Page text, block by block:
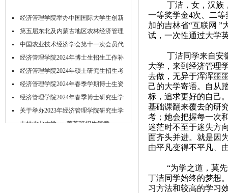
经济管理学院举办中国国际大学生创新
大...
第五届东北及内蒙古地区农林经济管理
学...
中国农业技术经济学会第十一次会员代
表...
经济管理学院2024年博士生招生工作补
充...
经济管理学院2024年硕士研究生招生考
试...
经济管理学院2024年春季学期博士生资
格...
经济管理学院2024年春季博士研究生学
位...
关于举办2023年经济管理学院研究生学
术...
吉林农业大学acca菁英班招生简章
丁洁，女，汉族
一等奖学金4次、二
加的吉林省“互联网 ”
试，一次性通过大学
丁洁同学来自安
大学，来到经济管理
去做，无异于浑浑噩
己的大学寄语。自从
标，追求更好的自己
基础课翻来覆去的研
考；她会把握每一次
迷茫时不至于迷失方
面齐头并进。就是因
由平凡变得不平凡、
“为学之道，莫
丁洁同学始终的梦想
习方法和较高的学习